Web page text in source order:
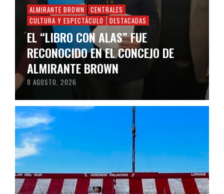
ALMIRANTE BROWN
CENTRALES
CULTURA Y ESPECTÁCULO
DESTACADAS
EL “LIBRO CON ALAS” FUE
RECONOCIDO EN EL CONCEJO DE
ALMIRANTE BROWN
8 AGOSTO, 2026